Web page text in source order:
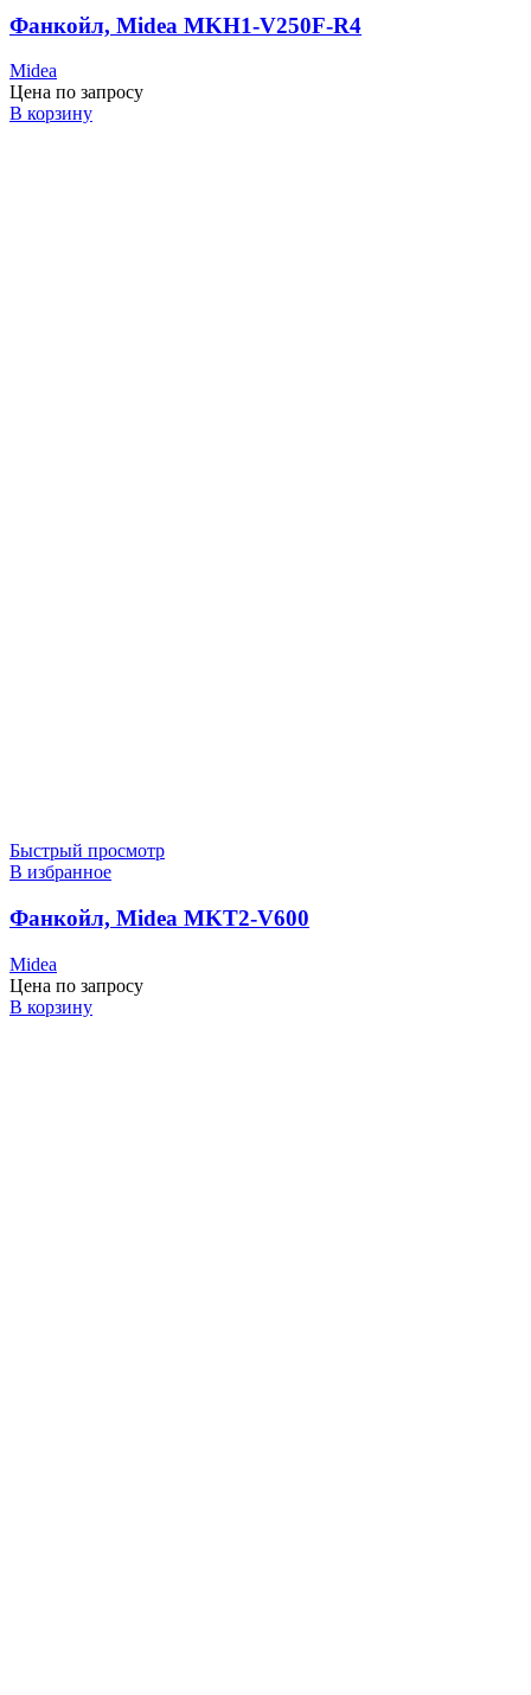
Фанкойл, Midea MKH1-V250F-R4
Midea
Цена по запросу
В корзину
Быстрый просмотр
В избранное
Фанкойл, Midea MKT2-V600
Midea
Цена по запросу
В корзину